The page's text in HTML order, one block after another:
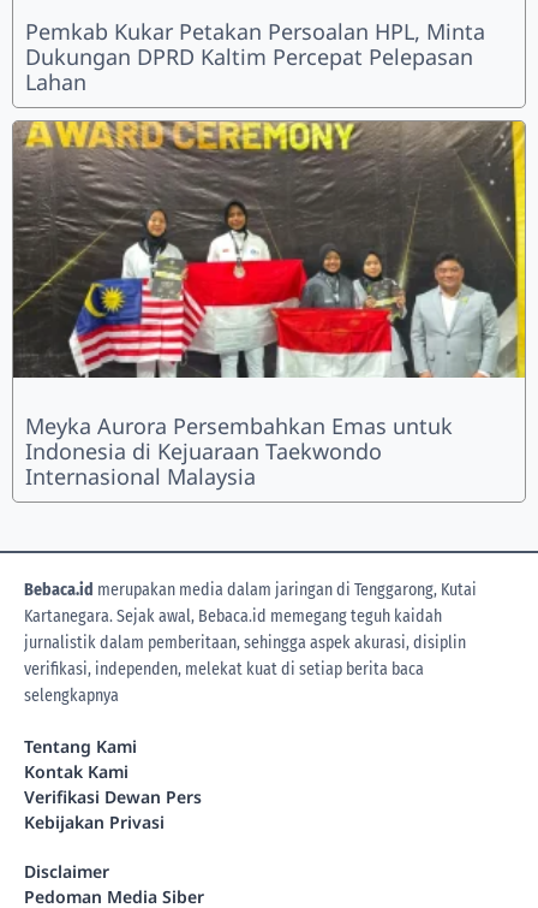
Pemkab Kukar Petakan Persoalan HPL, Minta
Dukungan DPRD Kaltim Percepat Pelepasan
Lahan
Meyka Aurora Persembahkan Emas untuk
Indonesia di Kejuaraan Taekwondo
Internasional Malaysia
Bebaca.id merupakan media dalam jaringan di Tenggarong, Kutai
Kartanegara. Sejak awal, Bebaca.id memegang teguh kaidah
jurnalistik dalam pemberitaan, sehingga aspek akurasi, disiplin
verifikasi, independen, melekat kuat di setiap berita baca
selengkapnya
Tentang Kami
Kontak Kami
Verifikasi Dewan Pers
Kebijakan Privasi
Disclaimer
Pedoman Media Siber